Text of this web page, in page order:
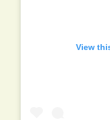
View